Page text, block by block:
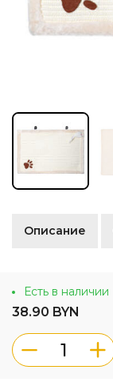
Описание
Есть в наличии
38.90 BYN